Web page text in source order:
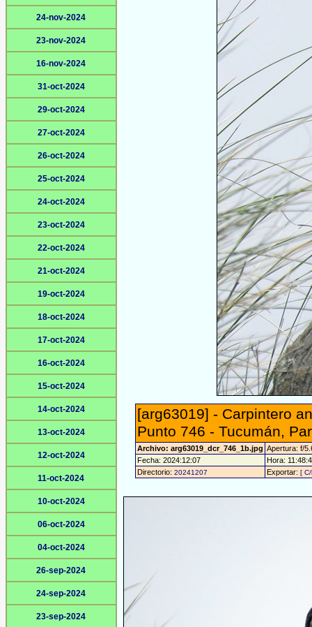
24-nov-2024
23-nov-2024
16-nov-2024
31-oct-2024
29-oct-2024
27-oct-2024
26-oct-2024
25-oct-2024
24-oct-2024
23-oct-2024
22-oct-2024
21-oct-2024
19-oct-2024
18-oct-2024
17-oct-2024
16-oct-2024
15-oct-2024
14-oct-2024
13-oct-2024
12-oct-2024
11-oct-2024
10-oct-2024
06-oct-2024
04-oct-2024
26-sep-2024
24-sep-2024
23-sep-2024
[arg63019] - Carpintero
Punto 746 - Tucumán,
Archivo: arg63019_dcr_746_1b.jpg Apertura: f/
Fecha: 2024:12:07
Hora:
Directorio: 20241207 Exportar: [